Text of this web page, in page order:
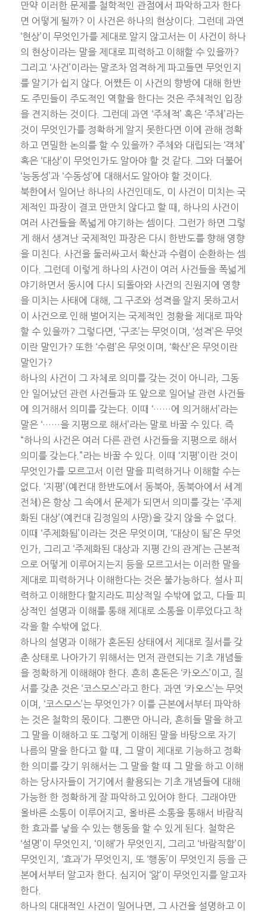
만약 이러한 문제를 철학적인 관점에서 파악하고자 한다
면 어떻게 될까? 이 사건은 하나의 현상이다. 그런데 과연
‘현상’이 무엇인가를 제대로 알지 않고서는 이 사건이 하나
의 현상이라는 말을 제대로 피력하고 이해할 수 있을까?
그리고 ‘사건’이라는 말조차 엄격하게 파고들면 무엇인지
를 알기가 쉽지 않다. 어쨌든 이 사건의 향방에 대해 한반
도 주민들이 주도적인 역할을 한다는 것은 주체적인 입장
을 견지하는 것이다. 그런데 과연 ‘주체적’ 혹은 ‘주체’라는
것이 무엇인가를 정확하게 알지 못한다면 이에 관해 정확
하고 면밀한 논의를 할 수 있을까? 주체와 대립되는 ‘객체’
혹은 ‘대상’이 무엇인가도 알아야 할 것 같다. 그와 더불어
‘능동성’과 ‘수동성’에 대해서도 알아야 할 것이다.
북한에서 일어난 하나의 사건인데도, 이 사건이 미치는 국
제적인 파장이 결코 만만치 않다고 할 때, 하나의 사건이
여러 사건들을 폭넓게 야기하는 셈이다. 그런가 하면 그렇
게 해서 생겨난 국제적인 파장은 다시 한반도를 향해 영향
을 미친다. 사건을 둘러싸고서 확산과 수렴이 순환하는 셈
이다. 그런데 이렇게 하나의 사건이 여러 사건들을 폭넓게
야기하면서 동시에 다시 되돌아와 사건의 진원지에 영향
을 미치는 사태에 대해, 그 구조와 성격을 알지 못하고서
이 사건으로 인해 벌어지는 국제적인 정황을 제대로 파악
할 수 있을까? 그렇다면, ‘구조’는 무엇이며, ‘성격’은 무엇
이란 말인가? 또한 ‘수렴’은 무엇이며, ‘확산’은 무엇이란
말인가?
하나의 사건이 그 자체로 의미를 갖는 것이 아니라, 그동
안 일어났던 관련 사건들과 또 앞으로 일어날 관련 사건들
에 의거해서 의미를 갖는다. 이때 ‘……에 의거해서’라는
말은 ‘……을 지평으로 해서’라는 말로 바꿀 수 있다. 즉
“하나의 사건은 여러 다른 관련 사건들을 지평으로 해서
의미를 갖는다.”라는 바꿀 수 있다. 이때 ‘지평’이란 것이
무엇인가를 모르고서 이런 말을 피력하거나 이해할 수는
없다. ‘지평’(예컨대 한반도에서 동북아, 동북아에서 세계
전체)은 항상 그 속에서 문제가 되면서 의미를 갖는 ‘주제
화된 대상’(예컨대 김정일의 사망)을 갖지 않을 수 없다.
이때 ‘주제화됨’이라는 것은 무엇이며, ‘대상이 됨’은 무엇
인가, 그리고 ‘주제화된 대상과 지평 간의 관계’는 근본적
으로 어떻게 이루어지는지 등을 모르고서는 이러한 말을
제대로 피력하거나 이해한다는 것은 불가능하다. 설사 피
력하고 이해한다 할지라도 피상적일 수밖에 없고, 다들 피
상적인 설명과 이해를 통해 제대로 소통을 이루었다고 착
각을 할 수밖에 없다.
하나의 설명과 이해가 혼돈된 상태에서 제대로 질서를 갖
춘 상태로 나아가기 위해서는 먼저 관련되는 기초 개념들
을 정확하게 이해해야 한다. 흔히 혼돈은 ‘카오스’이고, 질
서를 갖춘 것은 ‘코스모스’라고 한다. 과연 ‘카오스’는 무엇
이며, ‘코스모스’는 무엇인가? 이를 근본에서부터 파악하
는 것은 철학의 몫이다. 그뿐만 아니라, 흔히들 말을 하고
그 말을 이해하고 또 그렇게 이해된 말을 바탕으로 자기
나름의 말을 한다고 할 때, 그 말이 제대로 기능하고 정확
한 의미를 갖기 위해서는 그 말을 할 때 그 말을 하고 이해
하는 당사자들이 거기에서 활용되는 기초 개념들에 대해
가능한 한 정확하게 잘 파악하고 있어야 한다. 그래야만
올바른 소통이 이루어지고, 올바른 소통을 통해서 바람직
한 효과를 낳을 수 있는 행동을 할 수 있게 된다. 철학은
‘설명’이 무엇인지, ‘이해’가 무엇인지, 그리고 ‘바람직함’이
무엇인지, ‘효과’가 무엇인지, 또 ‘행동’이 무엇인지 등을 근
본에서부터 알고자 한다. 심지어 ‘앎’이 무엇인지를 알고자
한다.
하나의 대대적인 사건이 일어나면, 그 사건을 설명하고 이